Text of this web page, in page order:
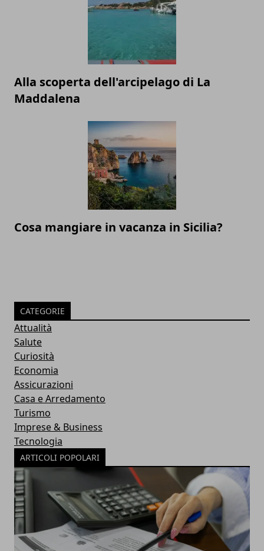
Alla scoperta dell'arcipelago di La
Maddalena
Cosa mangiare in vacanza in Sicilia?
CATEGORIE
Attualità
Salute
Curiosità
Economia
Assicurazioni
Casa e Arredamento
Turismo
Imprese & Business
Tecnologia
ARTICOLI POPOLARI